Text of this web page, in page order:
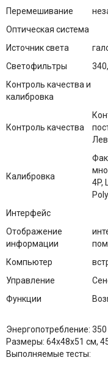
Перемешивание
Оптическая система
Источник света
Светофильтры
Контроль качества и
калибровка
Контроль качества
Калибровка
4P,
Интерфейс
Отображение
информации
Компьютер
Управление
Функции
Энергопотребление:
Размеры: 64х48х51 см,
Выполняемые тесты: